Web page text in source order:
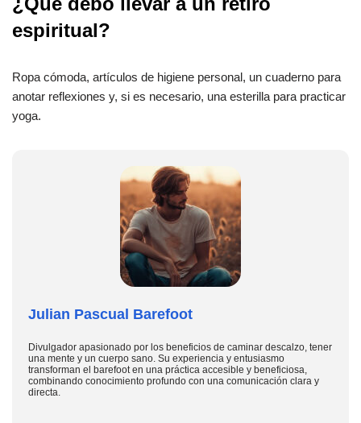
espiritual?
Ropa cómoda, artículos de higiene personal, un cuaderno para
anotar reflexiones y, si es necesario, una esterilla para practicar
yoga.
Julian Pascual Barefoot
Divulgador apasionado por los beneficios de caminar descalzo, tener
una mente y un cuerpo sano. Su experiencia y entusiasmo
transforman el barefoot en una práctica accesible y beneficiosa,
combinando conocimiento profundo con una comunicación clara y
directa.